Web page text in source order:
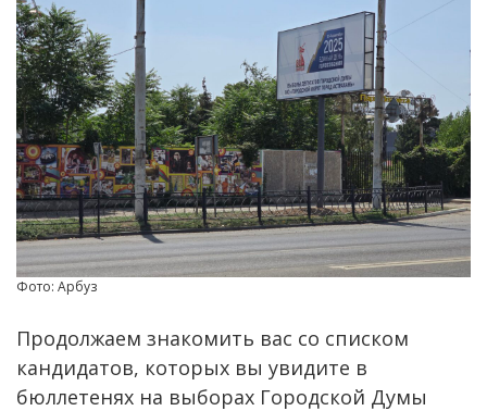
Фото: Арбуз
Продолжаем знакомить вас со списком
кандидатов, которых вы увидите в
бюллетенях на выборах Городской Думы